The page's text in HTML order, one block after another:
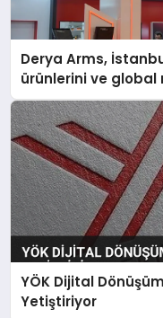
Derya Arms,
ürünlerini ve
YÖK Dijital
Yetiştiriyor